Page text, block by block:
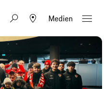
Medien